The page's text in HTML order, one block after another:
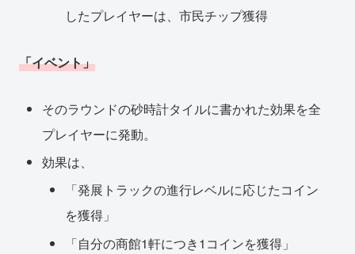
したプレイヤーは、市民チップ獲得
「イベント」
そのラウンドの砂時計タイルに書かれた効果を全
プレイヤーに発動。
効果は、
「発展トラックの進行レベルに応じたコイン
を獲得」
「自分の商館1軒につき1コインを獲得」